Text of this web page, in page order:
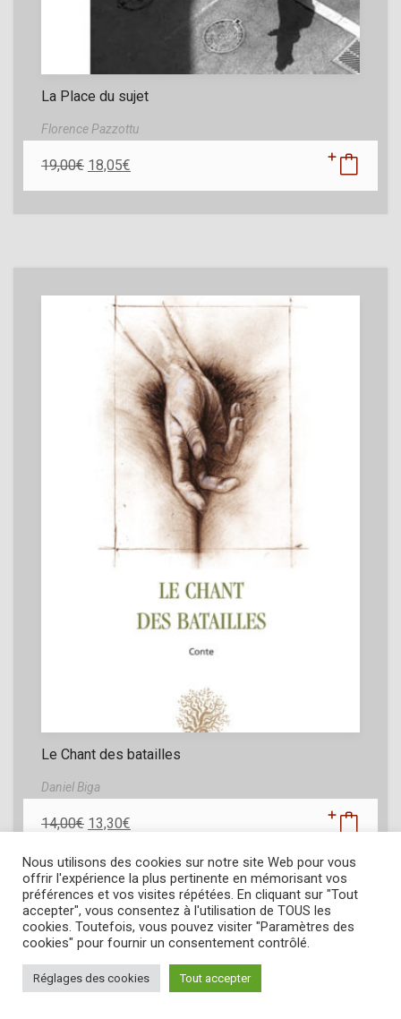
La Place du sujet
Florence Pazzottu
19,00€ 18,05€
Le Chant des batailles
Daniel Biga
14,00€ 13,30€
Nous utilisons des cookies sur notre site Web pour vous
offrir l'expérience la plus pertinente en mémorisant vos
préférences et vos visites répétées. En cliquant sur "Tout
accepter", vous consentez à l'utilisation de TOUS les
cookies. Toutefois, vous pouvez visiter "Paramètres des
cookies" pour fournir un consentement contrôlé.
Réglages des cookies Tout accepter